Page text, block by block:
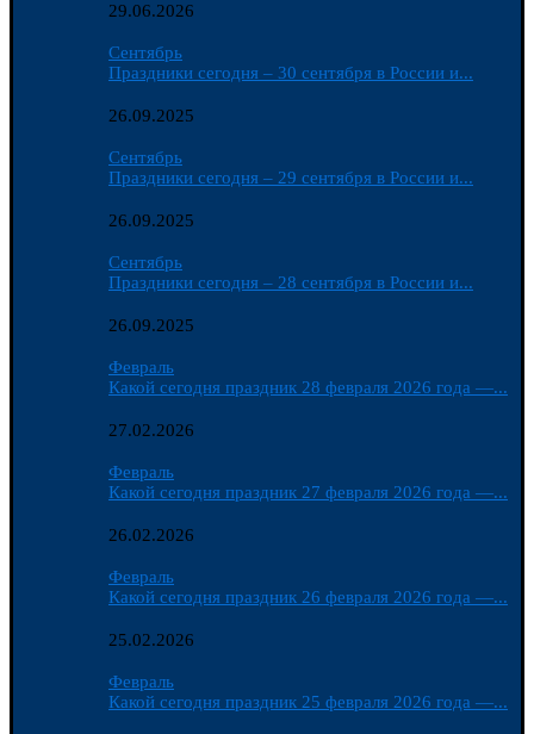
29.06.2026
Сентябрь
Праздники сегодня – 30 сентября в России и...
26.09.2025
Сентябрь
Праздники сегодня – 29 сентября в России и...
26.09.2025
Сентябрь
Праздники сегодня – 28 сентября в России и...
26.09.2025
Февраль
Какой сегодня праздник 28 февраля 2026 года —...
27.02.2026
Февраль
Какой сегодня праздник 27 февраля 2026 года —...
26.02.2026
Февраль
Какой сегодня праздник 26 февраля 2026 года —...
25.02.2026
Февраль
Какой сегодня праздник 25 февраля 2026 года —...